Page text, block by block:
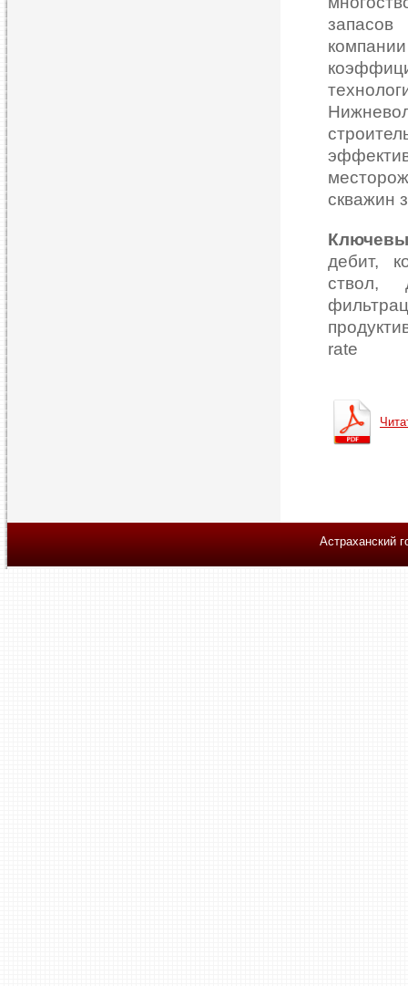
скважин
дебит,
ствол,
rate
Астраханский